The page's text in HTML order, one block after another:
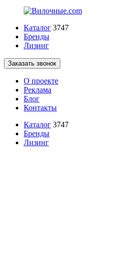
Каталог 3747
Бренды
Лизинг
Заказать звонок
О проекте
Реклама
Блог
Контакты
Каталог 3747
Бренды
Лизинг